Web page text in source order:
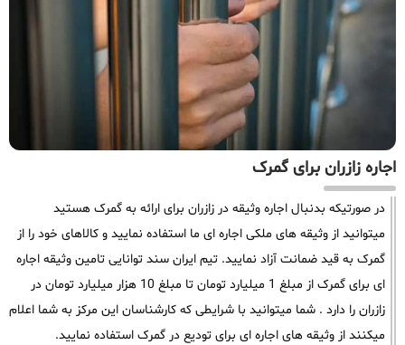
اجاره زازران برای گمرک
در صورتیکه بدنبال اجاره وثیقه در زازران برای ارائه به گمرک هستید
میتوانید از وثیقه های ملکی اجاره ای ما استفاده نمایید و کالاهای خود را از
گمرک به قید ضمانت آزاد نمایید. تیم ایران سند توانایی تامین وثیقه اجاره
ای برای گمرک از مبلغ 1 میلیارد تومان تا مبلغ 10 هزار میلیارد تومان در
زازران را دارد . شما میتوانید با شرایطی که کارشناسان این مرکز به شما اعلام
میکنند از وثیقه های اجاره ای برای تودیع در گمرک استفاده نمایید.